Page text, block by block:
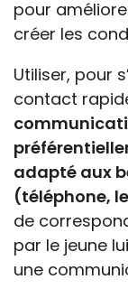
pour
créer les
Utiliser, pour
contact
adapté aux
(téléphone,
de
par le jeune
une